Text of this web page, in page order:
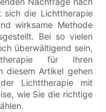
sich die Lichttherapie
wirksame Methode
Bei so vielen
überwältigend sein,
für Ihren
diesem Artikel gehen
Lichttherapie mit
wie Sie die richtige